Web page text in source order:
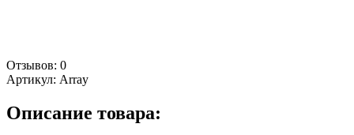
Отзывов: 0
Артикул: Array
Описание товара: